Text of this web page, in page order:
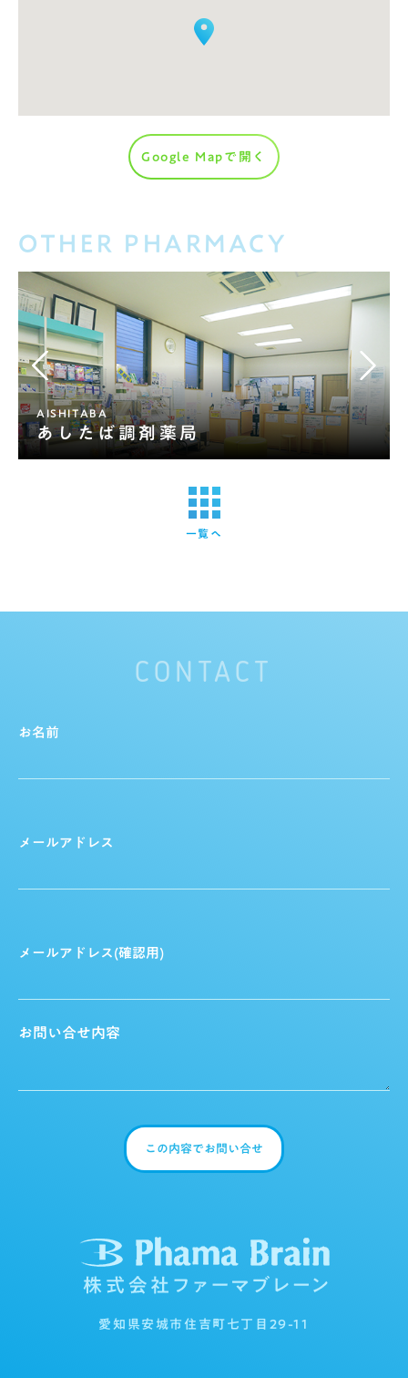
Google Mapで開く
OTHER PHARMACY
AISHITABA
あしたば調剤薬局
一覧へ
CONTACT
この内容でお問い合せ
愛知県安城市住吉町七丁目29-11